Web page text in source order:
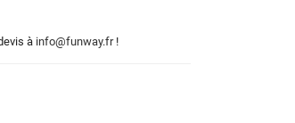
à info@funway.fr!